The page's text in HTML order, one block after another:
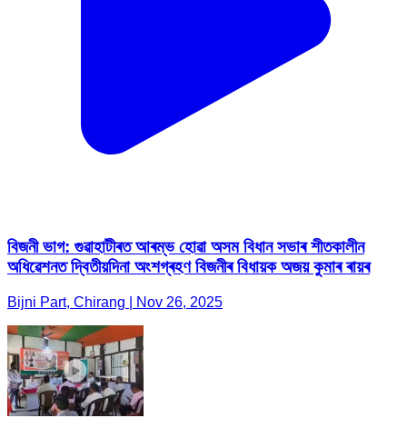
বিজনী ভাগ: গুৱাহাটীৰত আৰম্ভ হোৱা অসম বিধান সভাৰ শীতকালীন
অধিৱেশনত দ্বিতীয়দিনা অংশগ্ৰহণ বিজনীৰ বিধায়ক অজয় কুমাৰ ৰায়ৰ
Bijni Part, Chirang | Nov 26, 2025